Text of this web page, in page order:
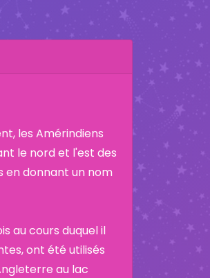
les Amérindiens
le nord et l'est des
en donnant un nom
au cours duquel il
ont été utilisés
au lac